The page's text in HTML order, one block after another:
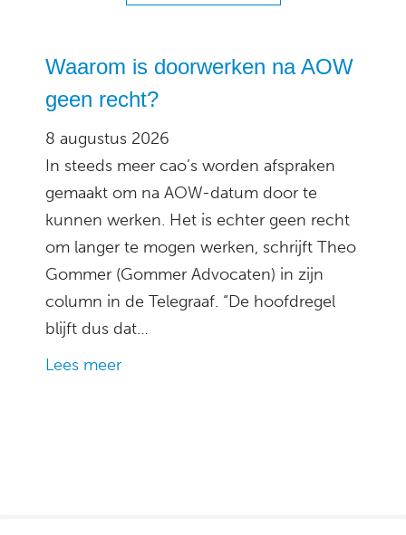
Waarom is doorwerken na AOW
geen recht?
8 augustus 2026
In steeds meer cao’s worden afspraken
gemaakt om na AOW-datum door te
kunnen werken. Het is echter geen recht
om langer te mogen werken, schrijft Theo
Gommer (Gommer Advocaten) in zijn
column in de Telegraaf. “De hoofdregel
blijft dus dat…
Lees meer